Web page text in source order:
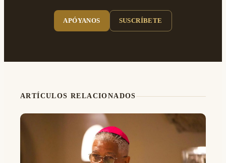
APÓYANOS SUSCRÍBETE
ARTÍCULOS RELACIONADOS